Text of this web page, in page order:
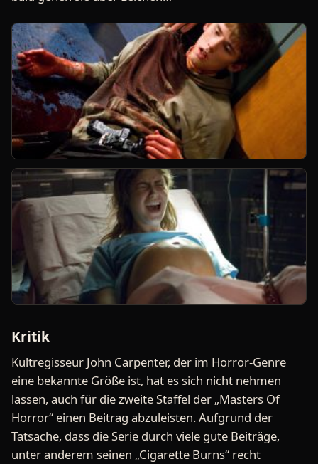
Kritik
Kultregisseur John Carpenter, der im Horror-Genre
eine bekannte Größe ist, hat es sich nicht nehmen
lassen, auch für die zweite Staffel der „Masters Of
Horror“ einen Beitrag abzuleisten. Aufgrund der
Tatsache, dass die Serie durch viele gute Beiträge,
unter anderem seinen „Cigarette Burns“ recht